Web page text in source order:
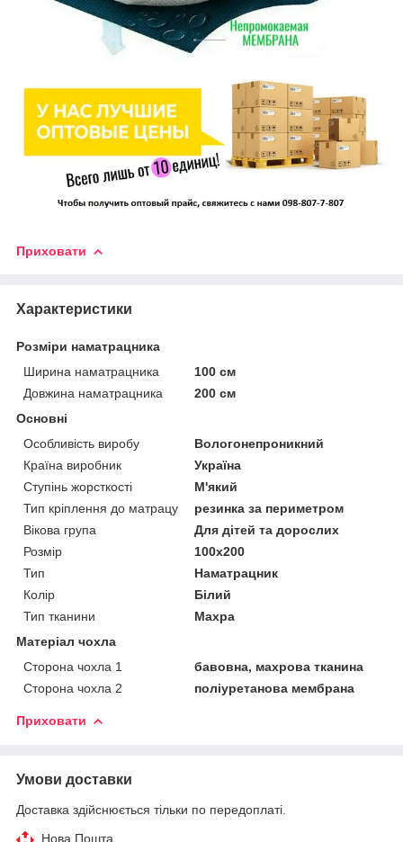
Приховати
Характеристики
Розміри наматрацника
Ширина наматрацника
100 см
Довжина наматрацника
200 см
Основні
Особливість виробу
Вологонепроникний
Країна виробник
Україна
Ступінь жорсткості
М'який
Тип кріплення до матрацу
резинка за периметром
Вікова група
Для дітей та дорослих
Розмір
100x200
Тип
Наматрацник
Колір
Білий
Тип тканини
Махра
Матеріал чохла
Сторона чохла 1
бавовна, махрова тканина
Сторона чохла 2
поліуретанова мембрана
Приховати
Умови доставки
Доставка здійснюється тільки по передоплаті.
Нова Пошта